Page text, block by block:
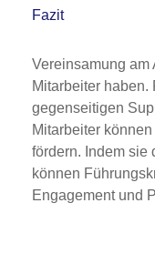
Fazit
Vereinsamung
Mitarbeiter
gegenseitigen
Mitarbeiter
fördern. Indem sie
können
Engagement und